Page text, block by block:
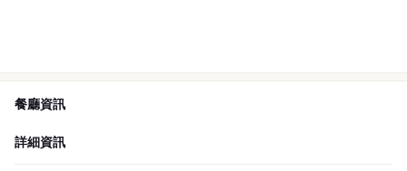
餐廳資訊
詳細資訊